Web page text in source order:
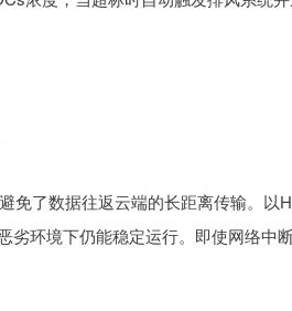
免了数据往返云端的长距离传输。
环境下仍能稳定运行。即使网络中